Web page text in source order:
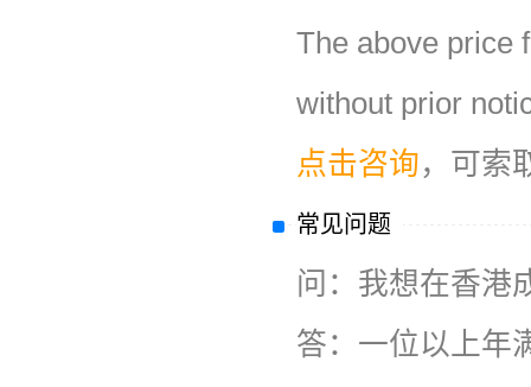
The above price
without prior
点击咨询，可索
常见问题
问： 我想在香港
答： 一位以上年